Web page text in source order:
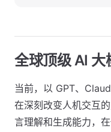
全球顶级 AI 大
当前，以 GPT、
在深刻改变人机交互
言理解和生成能力，